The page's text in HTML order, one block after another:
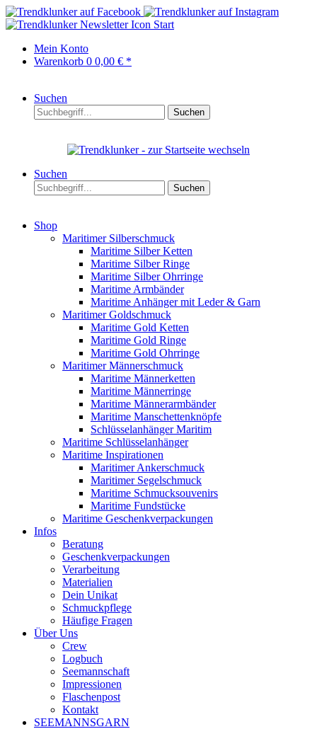
Start
Mein Konto
Warenkorb 0 0,00 € *
Suchen
Suchen
Suchen
Suchen
Shop
Maritimer Silberschmuck
Maritime Silber Ketten
Maritime Silber Ringe
Maritime Silber Ohrringe
Maritime Armbänder
Maritime Anhänger mit Leder & Garn
Maritimer Goldschmuck
Maritime Gold Ketten
Maritime Gold Ringe
Maritime Gold Ohrringe
Maritimer Männerschmuck
Maritime Männerketten
Maritime Männerringe
Maritime Männerarmbänder
Maritime Manschettenknöpfe
Schlüsselanhänger Maritim
Maritime Schlüsselanhänger
Maritime Inspirationen
Maritimer Ankerschmuck
Maritimer Segelschmuck
Maritime Schmucksouvenirs
Maritime Fundstücke
Maritime Geschenkverpackungen
Infos
Beratung
Geschenkverpackungen
Verarbeitung
Materialien
Dein Unikat
Schmuckpflege
Häufige Fragen
Über Uns
Crew
Logbuch
Seemannschaft
Impressionen
Flaschenpost
Kontakt
SEEMANNSGARN